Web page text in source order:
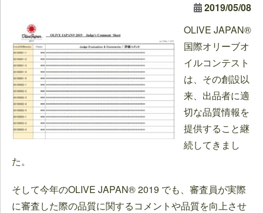
2019/05/08
OLIVE JAPAN®
国際オリーブオ
イルコンテスト
は、その創設以
来、出品者に適
切な品質情報を
提供すること継
続してきまし
た。
そして今年のOLIVE JAPAN® 2019 でも、審査員が実際
に審査した際の品質に関するコメントや品質を向上させ